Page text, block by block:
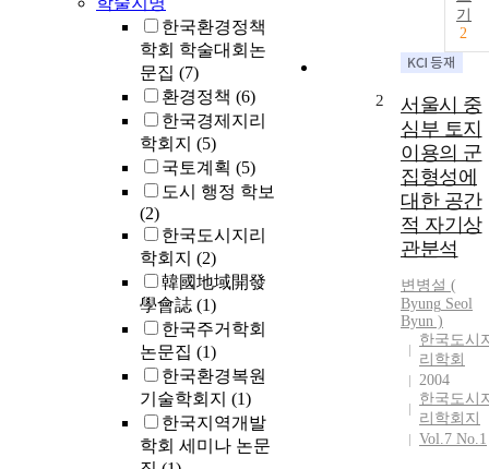
한국환경정책
학회 학술대회논
문집 (7)
환경정책 (6)
한국경제지리
학회지 (5)
국토계획 (5)
도시 행정 학보
(2)
한국도시지리
학회지 (2)
韓國地域開發
學會誌 (1)
한국주거학회
논문집 (1)
한국환경복원
기술학회지 (1)
한국지역개발
학회 세미나 논문
기
2
2
서울시 중
심부 토지
이용의 군
집형성에
대한 공간
적 자기상
관분석
변병설 (
Byung Seol
Byun )
한국도시
리학회
2004
한국도시
리학회지
Vol.7 No.1